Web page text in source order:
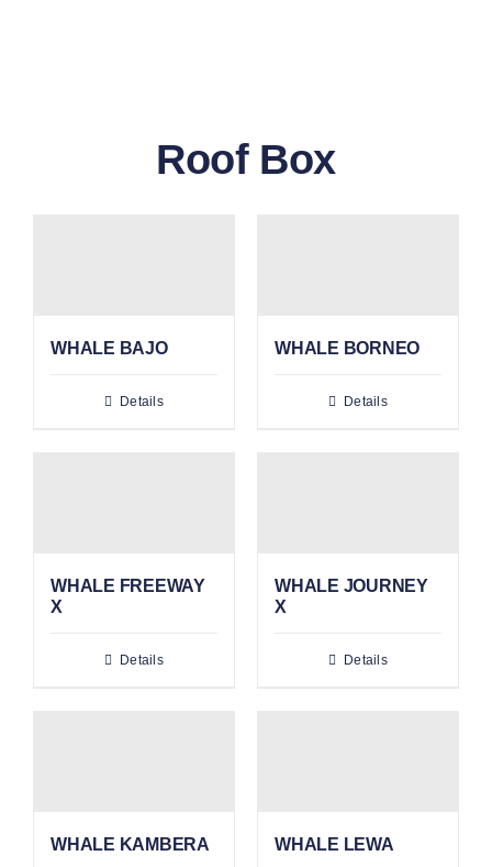
TENTANG KAMI
PAYMENT
Roof Box
WHALE BAJO
Details
WHALE BORNEO
Details
WHALE FREEWAY
X
Details
WHALE JOURNEY
X
Details
WHALE KAMBERA WHALE LEWA